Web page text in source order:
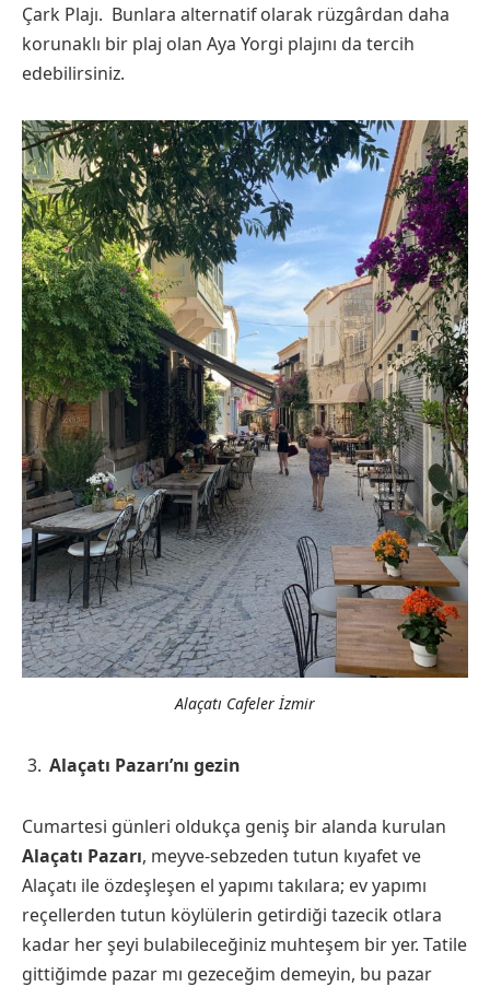
Çark Plajı. Bunlara alternatif olarak rüzgârdan daha
korunaklı bir plaj olan Aya Yorgi plajını da tercih
edebilirsiniz.
Alaçatı Cafeler İzmir
Alaçatı Pazarı’nı gezin
Cumartesi günleri oldukça geniş bir alanda kurulan
Alaçatı Pazarı, meyve-sebzeden tutun kıyafet ve
Alaçatı ile özdeşleşen el yapımı takılara; ev yapımı
reçellerden tutun köylülerin getirdiği tazecik otlara
kadar her şeyi bulabileceğiniz muhteşem bir yer. Tatile
gittiğimde pazar mı gezeceğim demeyin, bu pazar